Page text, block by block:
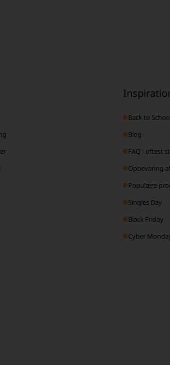
Back to
Blog
FAQ - oftest
Opbevaring
Populære
Singles Day
Black Friday
Cyber